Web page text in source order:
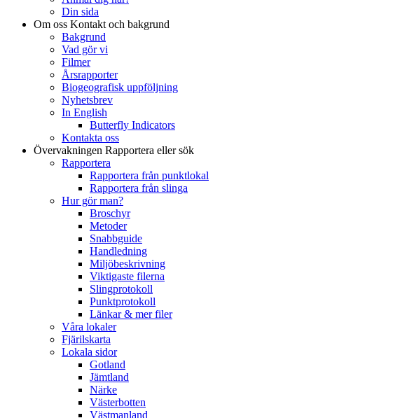
Din sida
Om oss Kontakt och bakgrund
Bakgrund
Vad gör vi
Filmer
Årsrapporter
Biogeografisk uppföljning
Nyhetsbrev
In English
Butterfly Indicators
Kontakta oss
Övervakningen Rapportera eller sök
Rapportera
Rapportera från punktlokal
Rapportera från slinga
Hur gör man?
Broschyr
Metoder
Snabbguide
Handledning
Miljöbeskrivning
Viktigaste filerna
Slingprotokoll
Punktprotokoll
Länkar & mer filer
Våra lokaler
Fjärilskarta
Lokala sidor
Gotland
Jämtland
Närke
Västerbotten
Västmanland